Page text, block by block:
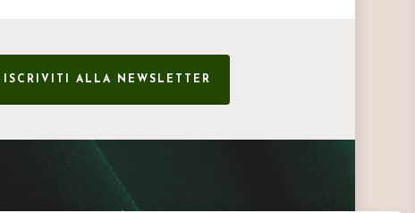
ISCRIVITI ALLA NEWSLETTER